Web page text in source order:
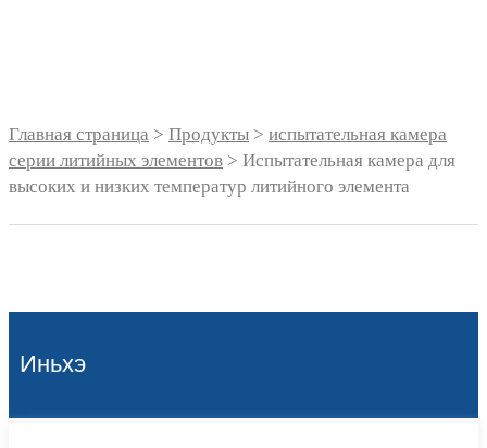
Главная страница > Продукты > испытательная камера
серии литийных элементов > Испытательная камера для
высоких и низких температур литийного элемента
Иньхэ